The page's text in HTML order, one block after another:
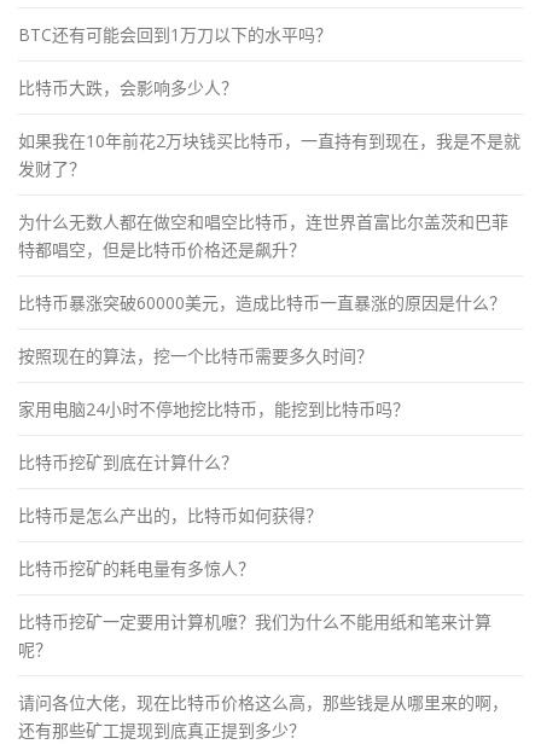
BTC还有可能会回到1万刀以下的水平吗？
比特币大跌，会影响多少人？
如果我在10年前花2万块钱买比特币，一直持有到现在，我是不是就
发财了？
为什么无数人都在做空和唱空比特币，连世界首富比尔盖茨和巴菲
特都唱空，但是比特币价格还是飙升？
比特币暴涨突破60000美元，造成比特币一直暴涨的原因是什么？
按照现在的算法，挖一个比特币需要多久时间？
家用电脑24小时不停地挖比特币，能挖到比特币吗？
比特币挖矿到底在计算什么？
比特币是怎么产出的，比特币如何获得？
比特币挖矿的耗电量有多惊人？
比特币挖矿一定要用计算机嚒？我们为什么不能用纸和笔来计算
呢？
请问各位大佬，现在比特币价格这么高，那些钱是从哪里来的啊，
还有那些矿工提现到底真正提到多少？